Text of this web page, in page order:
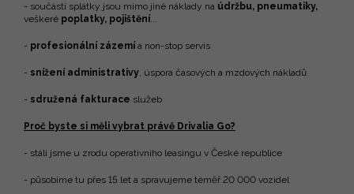
- součástí splátky jsou mimo jiné náklady na údržbu, pneumatiky,
veškeré poplatky, pojištění...
- profesionální zázemí a non-stop servis
- snížení administrativy, úspora časových a mzdových nákladů
- sdružená fakturace služeb
Proč byste si měli vybrat právě Drivalia Go?
- stáli jsme u zrodu operativního leasingu v České republice
- působíme tu přes 15 let a spravujeme téměř 20 000 vozidel